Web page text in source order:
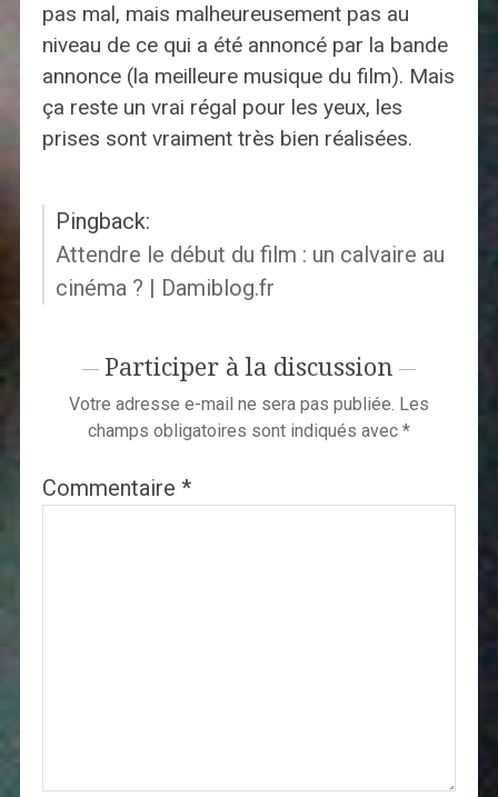
pas mal, mais malheureusement pas au
niveau de ce qui a été annoncé par la bande
annonce (la meilleure musique du film). Mais
ça reste un vrai régal pour les yeux, les
prises sont vraiment très bien réalisées.
Pingback:
Attendre le début du film : un calvaire au
cinéma ? | Damiblog.fr
Participer à la discussion
Votre adresse e-mail ne sera pas publiée. Les
champs obligatoires sont indiqués avec *
Commentaire *